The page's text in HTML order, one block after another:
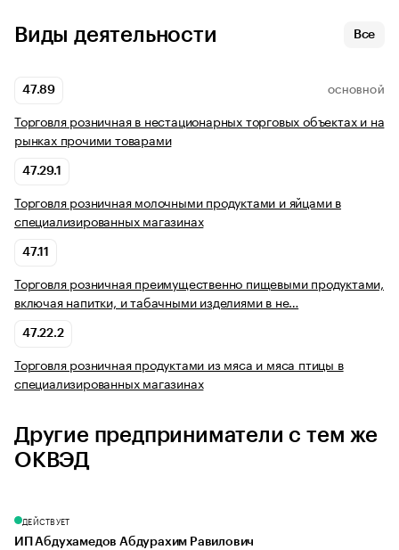
Виды деятельности Все
47.89 ОСНОВНОЙ
Торговля розничная в нестационарных торговых объектах и на
рынках прочими товарами
47.29.1
Торговля розничная молочными продуктами и яйцами в
специализированных магазинах
47.11
Торговля розничная преимущественно пищевыми продуктами,
включая напитки, и табачными изделиями в не…
47.22.2
Торговля розничная продуктами из мяса и мяса птицы в
специализированных магазинах
Другие предприниматели с тем же
ОКВЭД
ДЕЙСТВУЕТ
ИП Абдухамедов Абдурахим Равилович